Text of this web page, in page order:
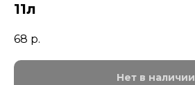
11л
68 р.
Нет в наличии